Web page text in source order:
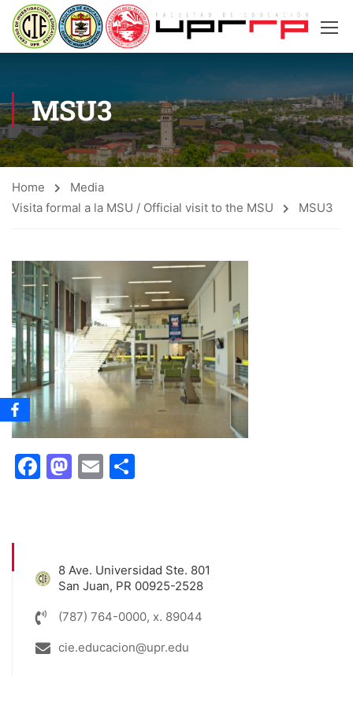
MSU3
Home
Media
Visita formal a la MSU / Official visit to the MSU
MSU3
Facebook
Mastodon
Email
8 Ave. Universidad Ste. 801
San Juan, PR 00925-2528
(787) 764-0000, x. 89044
cie.educacion@upr.edu